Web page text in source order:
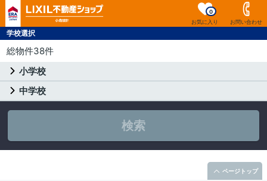
お気に入り
0
お問い合わせ
学校選択
総物件38件
小学校
中学校
検索
ページトップ